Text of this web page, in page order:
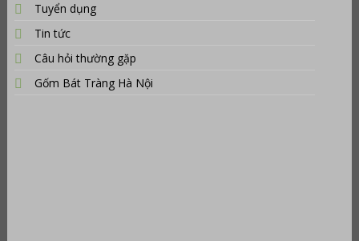
Tuyển dụng
Tin tức
Câu hỏi thường gặp
Gốm Bát Tràng Hà Nội